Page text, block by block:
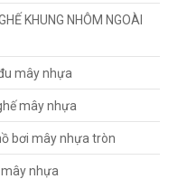
KHUNG NHÔM NGOÀI
mây nhựa
mây nhựa
bơi mây nhựa tròn
nhựa